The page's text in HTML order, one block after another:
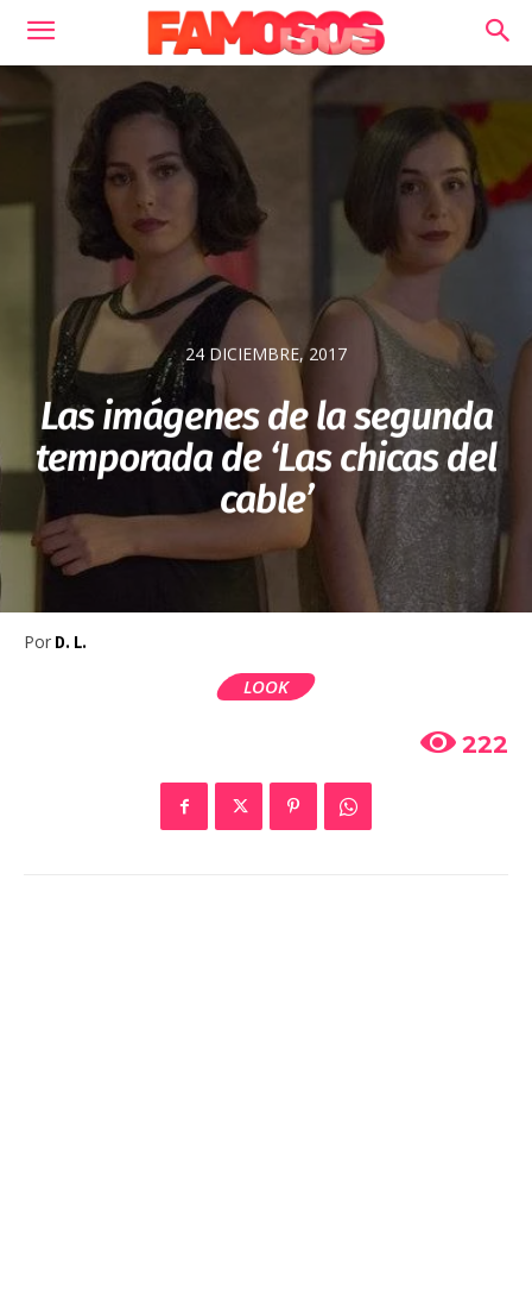
24 DICIEMBRE, 2017
Las imágenes de la segunda
temporada de ‘Las chicas del
cable’
Por D. L.
LOOK
222